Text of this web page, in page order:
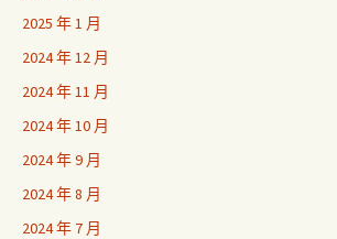
2025 年 1 月
2024 年 12 月
2024 年 11 月
2024 年 10 月
2024 年 9 月
2024 年 8 月
2024 年 7 月